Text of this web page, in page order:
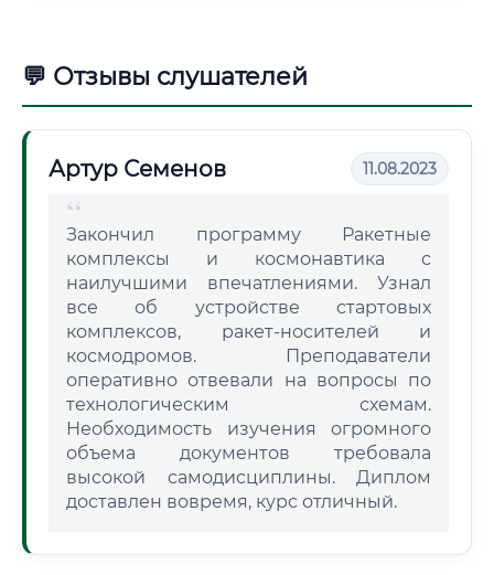
💬 Отзывы слушателей
Артур Семенов 11.08.2023
Закончил программу Ракетные
комплексы и космонавтика с
наилучшими впечатлениями. Узнал
все об устройстве стартовых
комплексов, ракет-носителей и
космодромов. Преподаватели
оперативно отвевали на вопросы по
технологическим схемам.
Необходимость изучения огромного
объема документов требовала
высокой самодисциплины. Диплом
доставлен вовремя, курс отличный.